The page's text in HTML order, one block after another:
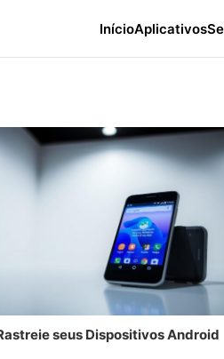
InícioAplicativos
seus Dispositivos Android